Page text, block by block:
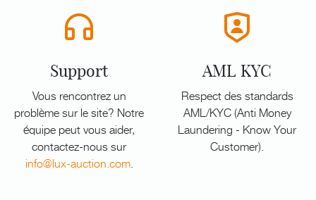
Support
Vous rencontrez un
problème sur le site? Notre
équipe peut vous aider,
contactez-nous sur
info@lux-auction.com.
AML KYC
Respect des standards
AML/KYC (Anti Money
Laundering - Know Your
Customer).